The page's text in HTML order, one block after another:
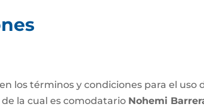
los términos y condiciones para el uso
de la cual es comodatario Nohemi